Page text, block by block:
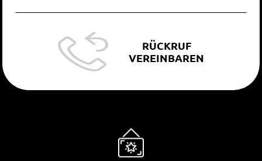
RÜCKRUF
VEREINBAREN